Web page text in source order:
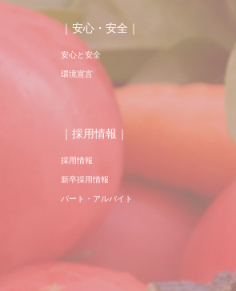
｜安心・安全｜
安心と安全
環境宣言
｜採用情報｜
採用情報
新卒採用情報
パート・アルバイト